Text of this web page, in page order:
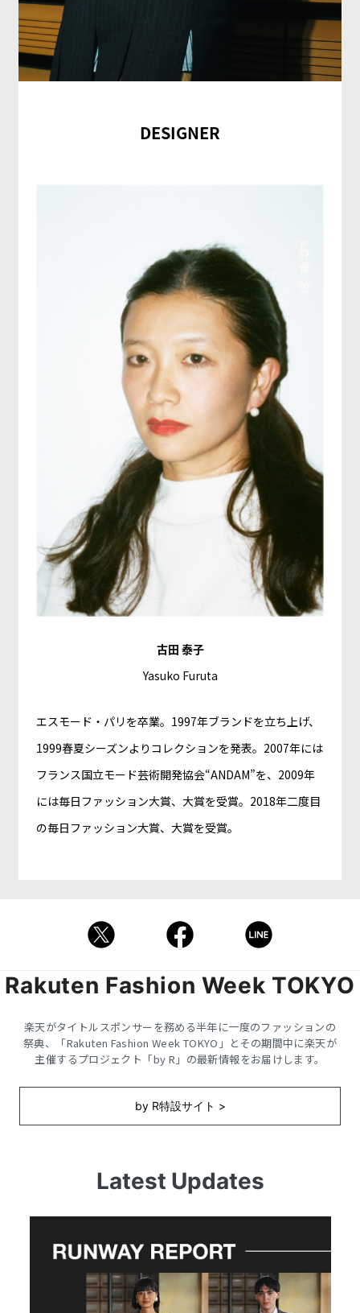
DESIGNER
古田 泰子
Yasuko Furuta
エスモード・パリを卒業。1997年ブランドを立ち上げ、
1999春夏シーズンよりコレクションを発表。2007年には
フランス国立モード芸術開発協会“ANDAM”を、2009年
には毎日ファッション大賞、大賞を受賞。2018年二度目
の毎日ファッション大賞、大賞を受賞。
Latest Updates
Rakuten Fashion Week TOKYO
楽天がタイトルスポンサーを務める半年に一度のファッションの
祭典、
「Rakuten Fashion Week TOKYO」とその期間中に楽天が
主催するプロジェクト「by R」の最新情報をお届けします。
by R特設サイト >